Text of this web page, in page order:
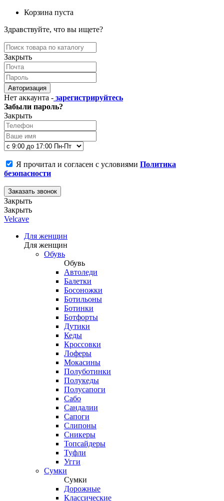
Корзина пуста
Здравствуйте, что вы ищете?
Закрыть
Авторизация
Нет аккаунта - зарегистрируйтесь
Забыли пароль?
Закрыть
Я прочитал и согласен с условиями Политика
безопасности
Заказать звонок
Закрыть
Закрыть
Velcave
Для женщин
Для женщин
Обувь
Обувь
Автоледи
Балетки
Босоножки
Ботильоны
Ботинки
Ботфорты
Дутики
Кеды
Кроссовки
Лоферы
Мокасины
Полуботинки
Полукеды
Полусапоги
Сабо
Сандалии
Сапоги
Слипоны
Сникеры
Топсайдеры
Туфли
Угги
Сумки
Сумки
Дорожные
Классические